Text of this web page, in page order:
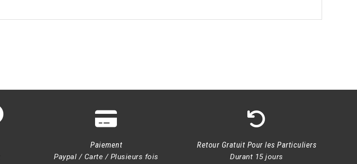
Paiement
Paypal / Carte / Plusieurs fois
Retour Gratuit Pour les Particuliers
Durant 15 jours